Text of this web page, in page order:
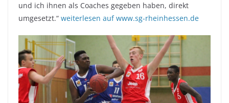
und ich ihnen als Coaches gegeben haben, direkt
umgesetzt.“ weiterlesen auf www.sg-rheinhessen.de